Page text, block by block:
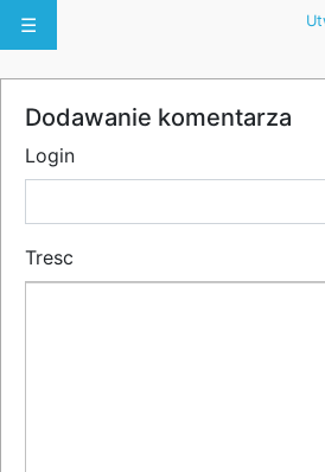
☰
Dodawanie komentarza
Login
Tresc